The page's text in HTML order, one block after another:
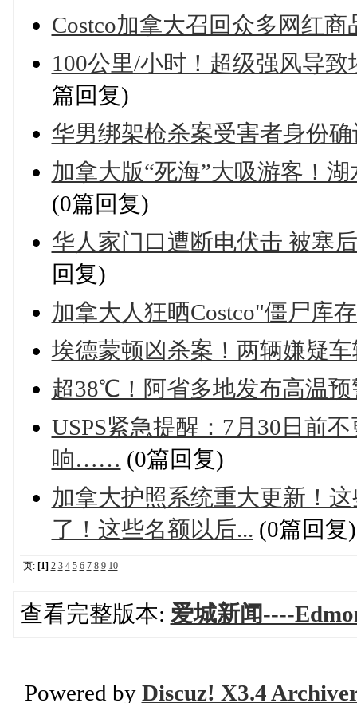
Costco加拿大召回众多网红商
100公里/小时！超级强风导致
篇回复)
华男绑架枪杀案受害者身份
加拿大版“死海”大吸游客！
(0篇回复)
华人家门口遭断电伏击 被塞
回复)
加拿大人狂晒Costco"僵尸库
埃德蒙顿凶杀案！两辆嫌疑
超38℃！阿省多地发布高温预
USPS紧急提醒：7月30日前
响…… (0篇回复)
加拿大护照系统重大更新！
了！这些名额以后... (0篇回复)
页: [1] 2 3 4 5 6 7 8 9 10
查看完整版本: 爱城新闻----
Powered by Discuz! X3.4